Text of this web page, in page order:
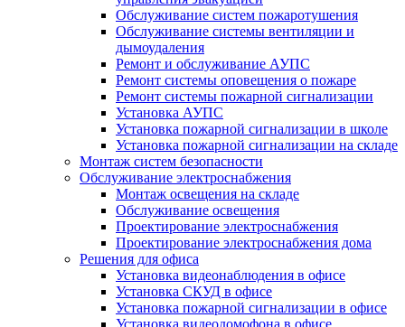
Обслуживание систем пожаротушения
Обслуживание системы вентиляции и
дымоудаления
Ремонт и обслуживание АУПС
Ремонт системы оповещения о пожаре
Ремонт системы пожарной сигнализации
Установка АУПС
Установка пожарной сигнализации в школе
Установка пожарной сигнализации на складе
Монтаж систем безопасности
Обслуживание электроснабжения
Монтаж освещения на складе
Обслуживание освещения
Проектирование электроснабжения
Проектирование электроснабжения дома
Решения для офиса
Установка видеонаблюдения в офисе
Установка СКУД в офисе
Установка пожарной сигнализации в офисе
Установка видеодомофона в офисе